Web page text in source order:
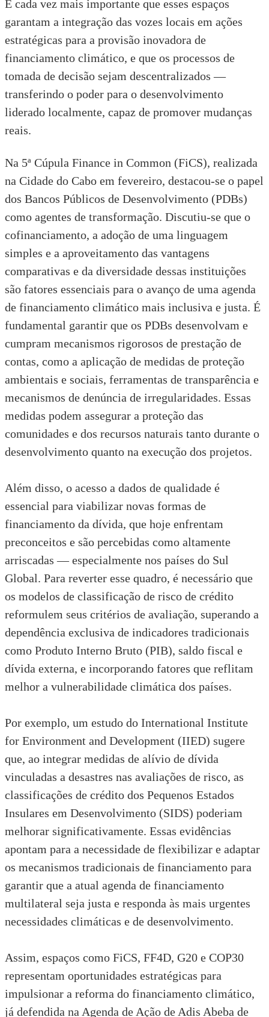
É cada vez mais importante que esses espaços
garantam a integração das vozes locais em ações
estratégicas para a provisão inovadora de
financiamento climático, e que os processos de
tomada de decisão sejam descentralizados —
transferindo o poder para o desenvolvimento
liderado localmente, capaz de promover mudanças
reais.
Na 5ª Cúpula Finance in Common (FiCS), realizada
na Cidade do Cabo em fevereiro, destacou-se o papel
dos Bancos Públicos de Desenvolvimento (PDBs)
como agentes de transformação. Discutiu-se que o
cofinanciamento, a adoção de uma linguagem
simples e a aproveitamento das vantagens
comparativas e da diversidade dessas instituições
são fatores essenciais para o avanço de uma agenda
de financiamento climático mais inclusiva e justa. É
fundamental garantir que os PDBs desenvolvam e
cumpram mecanismos rigorosos de prestação de
contas, como a aplicação de medidas de proteção
ambientais e sociais, ferramentas de transparência e
mecanismos de denúncia de irregularidades. Essas
medidas podem assegurar a proteção das
comunidades e dos recursos naturais tanto durante o
desenvolvimento quanto na execução dos projetos.
Além disso, o acesso a dados de qualidade é
essencial para viabilizar novas formas de
financiamento da dívida, que hoje enfrentam
preconceitos e são percebidas como altamente
arriscadas — especialmente nos países do Sul
Global. Para reverter esse quadro, é necessário que
os modelos de classificação de risco de crédito
reformulem seus critérios de avaliação, superando a
dependência exclusiva de indicadores tradicionais
como Produto Interno Bruto (PIB), saldo fiscal e
dívida externa, e incorporando fatores que reflitam
melhor a vulnerabilidade climática dos países.
Por exemplo, um estudo do International Institute
for Environment and Development (IIED) sugere
que, ao integrar medidas de alívio de dívida
vinculadas a desastres nas avaliações de risco, as
classificações de crédito dos Pequenos Estados
Insulares em Desenvolvimento (SIDS) poderiam
melhorar significativamente. Essas evidências
apontam para a necessidade de flexibilizar e adaptar
os mecanismos tradicionais de financiamento para
garantir que a atual agenda de financiamento
multilateral seja justa e responda às mais urgentes
necessidades climáticas e de desenvolvimento.
Assim, espaços como FiCS, FF4D, G20 e COP30
representam oportunidades estratégicas para
impulsionar a reforma do financiamento climático,
já defendida na Agenda de Ação de Adis Abeba de